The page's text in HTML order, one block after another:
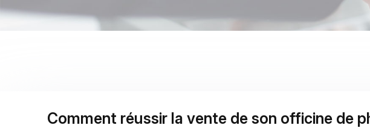
Comment réussir la vente de son officine de